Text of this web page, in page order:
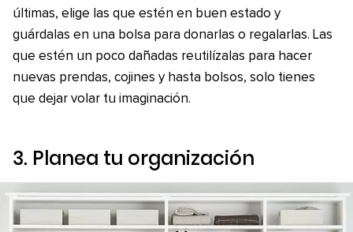
últimas, elige las que estén en buen estado y
guárdalas en una bolsa para donarlas o regalarlas. Las
que estén un poco dañadas reutilízalas para hacer
nuevas prendas, cojines y hasta bolsos, solo tienes
que dejar volar tu imaginación.
3. Planea tu organización